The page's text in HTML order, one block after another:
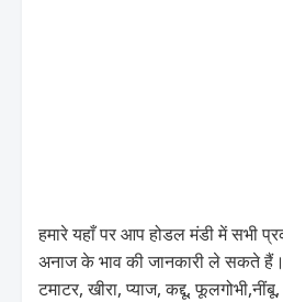
हमारे यहाँ पर आप होडल मंडी में सभी
अनाज के भाव की जानकारी ले सकते
टमाटर, खीरा, प्याज, कद्दू,